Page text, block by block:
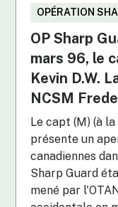
OPÉRATION
OP Sharp
mars 96, le
Kevin D.W.
NCSM
Le capt (M) (à
présente un
canadiennes
Sharp Guard
mené par